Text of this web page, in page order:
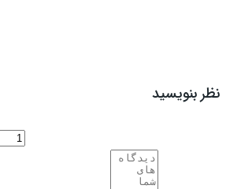
نظر بنویسید